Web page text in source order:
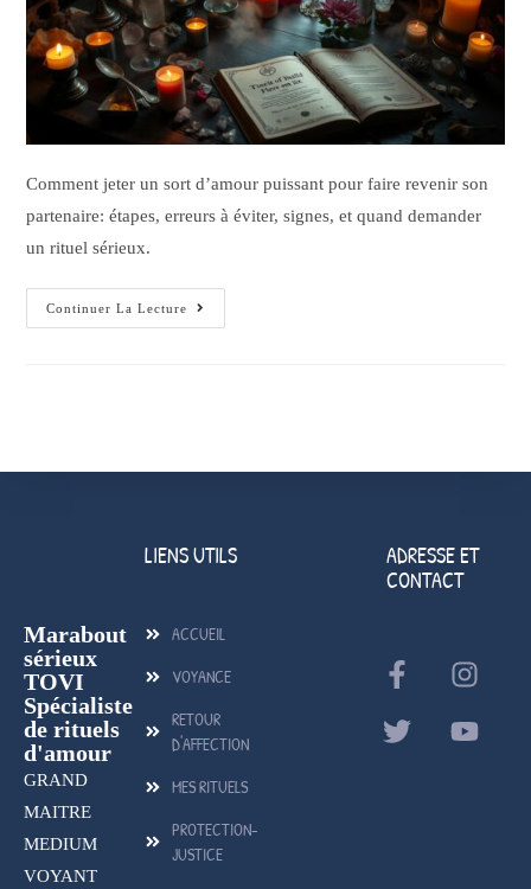
Comment jeter un sort d’amour puissant pour faire revenir son
partenaire: étapes, erreurs à éviter, signes, et quand demander
un rituel sérieux.
Continuer La Lecture
Marabout
sérieux
TOVI
Spécialiste
de rituels
d'amour
GRAND
MAITRE
MEDIUM
VOYANT
LIENS UTILS
ACCUEIL
VOYANCE
RETOUR
D'AFFECTION
MES RITUELS
PROTECTION-
JUSTICE
ADRESSE ET
CONTACT